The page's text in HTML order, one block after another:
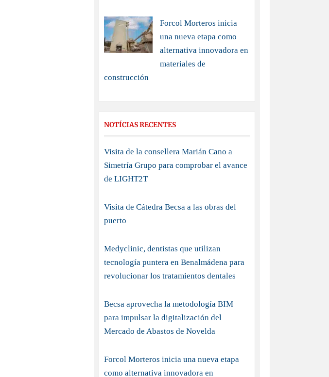
Forcol Morteros inicia
una nueva etapa como
alternativa innovadora en
materiales de
construcción
NOTÍCIAS RECENTES
Visita de la consellera Marián Cano a
Simetría Grupo para comprobar el avance
de LIGHT2T
Visita de Cátedra Becsa a las obras del
puerto
Medyclinic, dentistas que utilizan
tecnología puntera en Benalmádena para
revolucionar los tratamientos dentales
Becsa aprovecha la metodología BIM
para impulsar la digitalización del
Mercado de Abastos de Novelda
Forcol Morteros inicia una nueva etapa
como alternativa innovadora en